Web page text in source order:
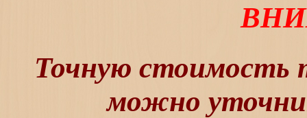
Точную стоимость
можно